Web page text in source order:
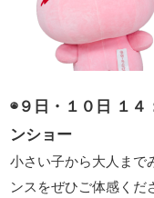
◉９日・１０日 １
ンショー
小さい子から大人まで
ンスをぜひご体感くだ